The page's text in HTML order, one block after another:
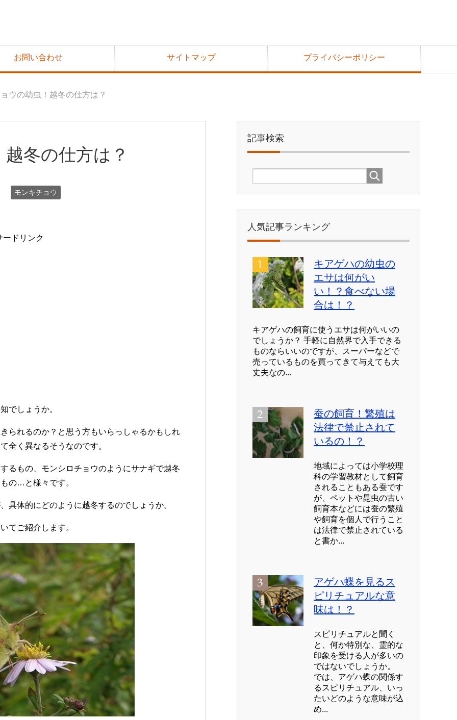
お問い合わせ サイトマップ プライバシーポリシー
ウの幼虫！越冬の仕方は？
冬の仕方は？
モンキチョウ
ードリンク
でしょうか。
られるのか？と思う方もいらっしゃるかもしれ
全く異なるそうなのです。
るもの、モンシロチョウのようにサナギで越冬
の…と様々です。
具体的にどのように越冬するのでしょうか。
てご紹介します。
記事検索
人気記事ランキング
キアゲハの幼虫の
エサは何がい
い！？食べない場
合は！？
キアゲハの飼育に使うエサは何がいいの
でしょうか？ 手軽に自然界で入手できる
ものならいいのですが、スーパーなどで
売っているものを買ってきて与えても大
丈夫なの...
蚕の飼育！繁殖は
法律で禁止されて
いるの！？
地域によっては小学校理
科の学習教材として飼育
されることもある蚕です
が、ペットや昆虫の古い
飼育本などには蚕の繁殖
や飼育を個人で行うこと
は法律で禁止されている
と書か...
アゲハ蝶を見るス
ピリチュアルな意
味は！？
スピリチュアルと聞く
と、何か特別な、霊的な
印象を受ける人が多いの
ではないでしょうか。
では、アゲハ蝶の関係す
るスピリチュアル、いっ
たいどのような意味が込
め...